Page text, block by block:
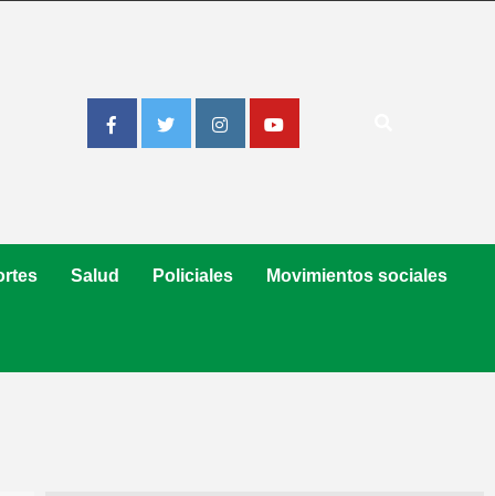
FacebookTwitterInstagramYoutube
Salud Policiales Movimientos sociales